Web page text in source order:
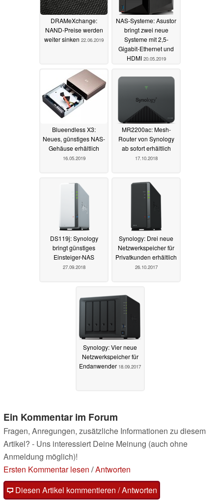
DRAMeXchange:
NAND-Preise werden
weiter sinken 22.06.2019
NAS-Systeme: Asustor
bringt zwei neue
Systeme mit 2,5-
Gigabit-Ethernet und
HDMI 20.05.2019
Blueendless X3:
Neues, günstiges NAS-
Gehäuse erhältlich
16.05.2019
MR2200ac: Mesh-
Router von Synology
ab sofort erhältlich
17.10.2018
DS119j: Synology
bringt günstiges
Einsteiger-NAS
27.09.2018
Synology: Drei neue
Netzwerkspeicher für
Privatkunden erhältlich
26.10.2017
Synology: Vier neue
Netzwerkspeicher für
Endanwender 18.09.2017
Ein Kommentar im Forum
Fragen, Anregungen, zusätzliche Informationen zu diesem
Artikel? - Uns interessiert Deine Meinung (auch ohne
Anmeldung möglich)!
Ersten Kommentar lesen /Antworten
Diesen Artikel kommentieren / Antworten